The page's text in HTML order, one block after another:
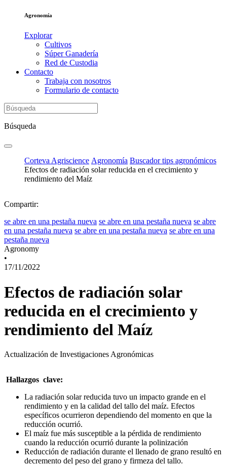
Agronomía
Explorar
Cultivos
Súper Ganadería
Red de Custodia
Contacto
Trabaja con nosotros
Formulario de contacto
Búsqueda
Corteva Agriscience Agronomía Buscador tips agronómicos
Efectos de radiación solar reducida en el crecimiento y
rendimiento del Maíz
Compartir:
se abre en una pestaña nueva se abre en una pestaña nueva se abre
en una pestaña nueva se abre en una pestaña nueva se abre en una
pestaña nueva
Agronomy
•
17/11/2022
Efectos de radiación solar
reducida en el crecimiento y
rendimiento del Maíz
Actualización de Investigaciones Agronómicas
Hallazgos clave:
La radiación solar reducida tuvo un impacto grande en el
rendimiento y en la calidad del tallo del maíz. Efectos
específicos ocurrieron dependiendo del momento en que la
reducción ocurrió.
El maíz fue más susceptible a la pérdida de rendimiento
cuando la reducción ocurrió durante la polinización
Reducción de radiación durante el llenado de grano resultó en
decremento del peso del grano y firmeza del tallo.